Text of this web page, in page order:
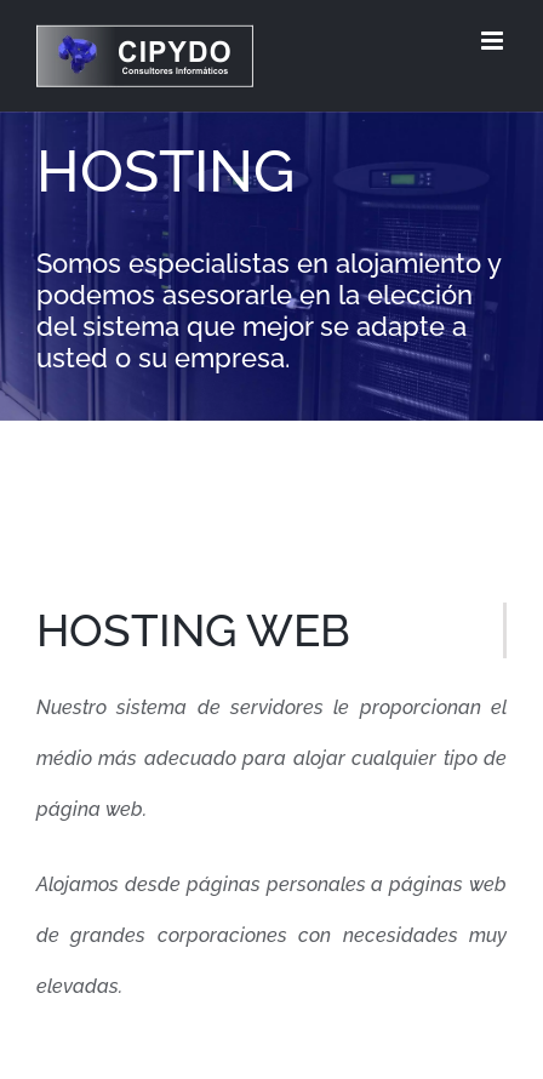
Saltar
HOSTING
Somos especialistas en alojamiento y
podemos asesorarle en la elección
del sistema que mejor se adapte a
usted o su empresa.
HOSTING WEB
Nuestro sistema de servidores le proporcionan el
médio más adecuado para alojar cualquier tipo de
página web.
Alojamos desde páginas personales a páginas web
de grandes corporaciones con necesidades muy
elevadas.